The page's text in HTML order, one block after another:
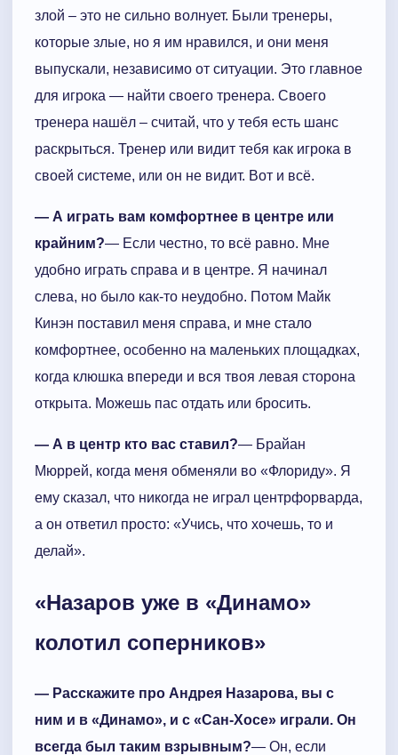
злой – это не сильно волнует. Были тренеры,
которые злые, но я им нравился, и они меня
выпускали, независимо от ситуации. Это главное
для игрока — найти своего тренера. Своего
тренера нашёл – считай, что у тебя есть шанс
раскрыться. Тренер или видит тебя как игрока в
своей системе, или он не видит. Вот и всё.
— А играть вам комфортнее в центре или
крайним?— Если честно, то всё равно. Мне
удобно играть справа и в центре. Я начинал
слева, но было как-то неудобно. Потом Майк
Кинэн поставил меня справа, и мне стало
комфортнее, особенно на маленьких площадках,
когда клюшка впереди и вся твоя левая сторона
открыта. Можешь пас отдать или бросить.
— А в центр кто вас ставил?— Брайан
Мюррей, когда меня обменяли во «Флориду». Я
ему сказал, что никогда не играл центрфорварда,
а он ответил просто: «Учись, что хочешь, то и
делай».
«Назаров уже в «Динамо»
колотил соперников»
— Расскажите про Андрея Назарова, вы с
ним и в «Динамо», и с «Сан-Хосе» играли. Он
всегда был таким взрывным?— Он, если